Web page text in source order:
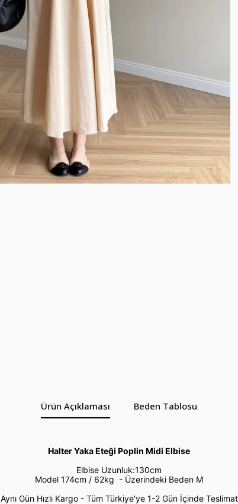
Ürün Açıklaması Beden Tablosu
Halter Yaka Eteği Poplin Midi Elbise
Elbise Uzunluk:130cm
Model 174cm / 62kg - Üzerindeki Beden M
Aynı Gün Hızlı Kargo - Tüm Türkiye'ye 1-2 Gün İçinde Teslimat